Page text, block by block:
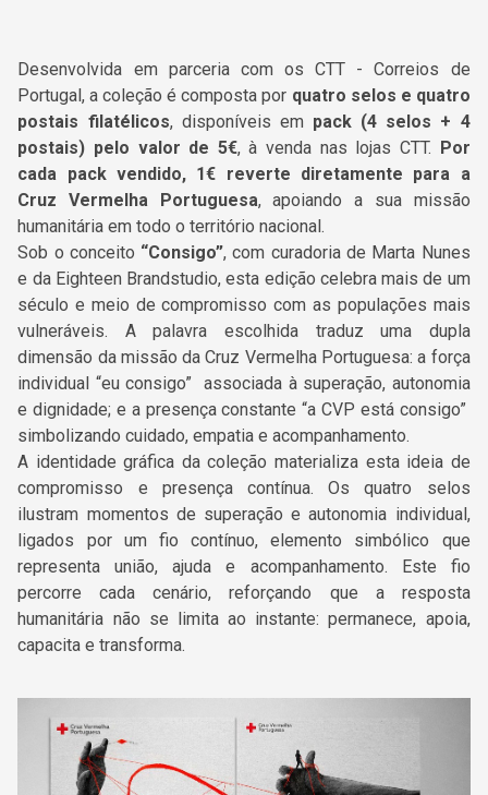
Desenvolvida em parceria com osCTT - Correios de
Portugal, a coleção é composta por quatro selos e quatro
postais filatélicos, disponíveis em pack (4 selos + 4
postais) pelo valor de 5€, à venda nas lojas CTT.
Por
cada pack vendido, 1€ reverte diretamente para a
Cruz Vermelha Portuguesa, apoiando a sua missão
humanitária em todo o território nacional.
Sob o conceito “Consigo”, com curadoria de Marta Nunes
e da Eighteen Brandstudio, esta edição celebra mais de um
século e meio de compromisso com as populações mais
vulneráveis. A palavra escolhida traduz uma dupla
dimensão da missão da Cruz Vermelha Portuguesa: a força
individual “eu consigo” associada à superação, autonomia
e dignidade; e a presença constante “a CVP está consigo”
simbolizando cuidado, empatia e acompanhamento.
A identidade gráfica da coleção materializa esta ideia de
compromisso e presença contínua. Os quatro selos
ilustram momentos de superação e autonomia individual,
ligados por um fio contínuo, elemento simbólico que
representa união, ajuda e acompanhamento. Este fio
percorre cada cenário, reforçando que a resposta
humanitária não se limita ao instante: permanece, apoia,
capacita e transforma.